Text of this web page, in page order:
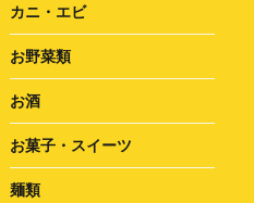
カニ・エビ
お野菜類
お酒
お菓子・スイーツ
麺類